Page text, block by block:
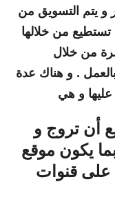
و يتم التسويق من
من خلالها
من خلال
. و هناك عدة
أن تروج و
يكون موقع
على قنوات